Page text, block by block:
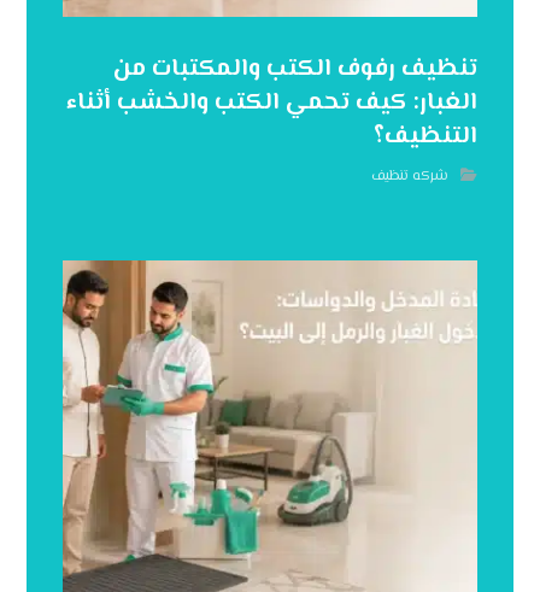
تنظيف رفوف الكتب والمكتبات من
الغبار: كيف تحمي الكتب والخشب أثناء
التنظيف؟
شركه تنظيف